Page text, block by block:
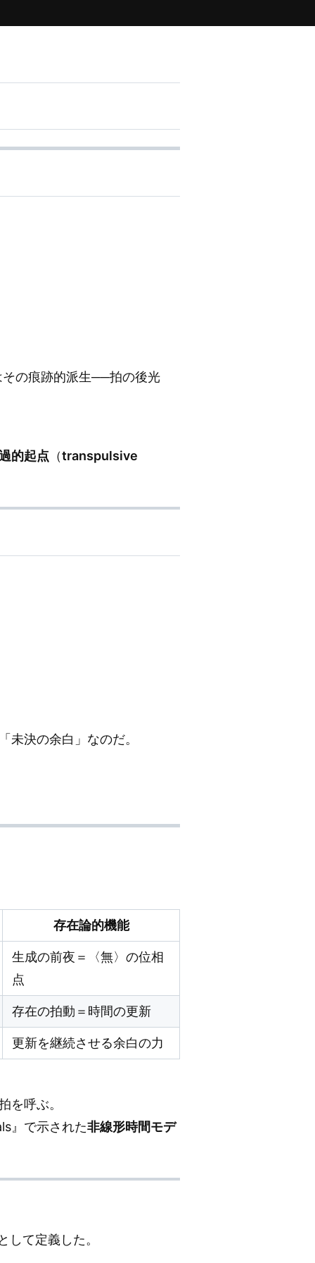
の痕跡的派生──拍の後光
的起点 （transpulsive
決の余白」なのだ。
存在論的機能
生成の前夜＝〈無〉の位相
点
存在の拍動＝時間の更新
更新を継続させる余白の力
を呼ぶ。
』で示された非線形時間モデ
て定義した。